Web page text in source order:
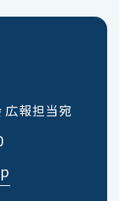
広報担当宛